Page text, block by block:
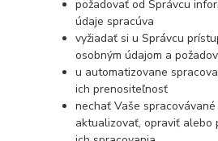
požadovať od Správcu
údaje spracúva
vyžiadať si u Správcu
osobným údajom a
u automatizovane
ich prenositeľnosť
nechať Vaše
aktualizovať, opraviť alebo